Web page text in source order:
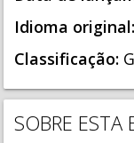
Idioma original:
Classificação:
SOBRE ESTA